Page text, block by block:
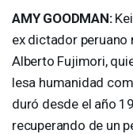
AMY GOODMAN:
ex dictador peruano
Alberto Fujimori,
lesa humanidad
duró desde el año
recuperando de un